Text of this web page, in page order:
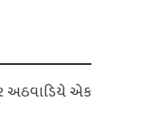
અઠવાડિયે એક